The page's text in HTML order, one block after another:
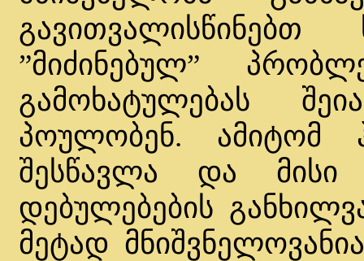
”მიძინებულ”
გამოხატულებას
პოულობენ. ამიტომ
შესწავლა და მისი
დებულებების
მეტად